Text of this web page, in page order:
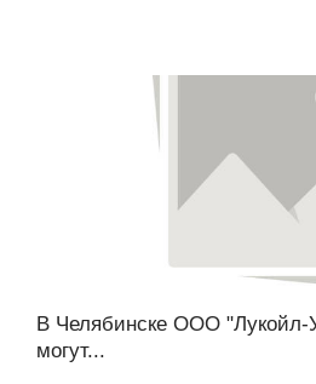
В Челябинске ООО "Лукойл-
могут...